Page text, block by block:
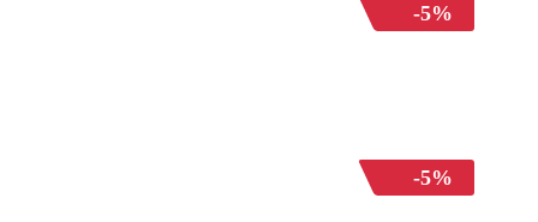
-5%
-5%